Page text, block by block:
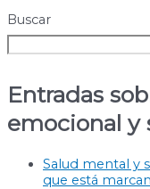
Buscar
Entradas
emocional y
Salud mental y
que está